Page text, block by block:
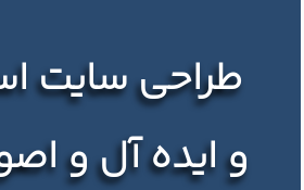
طراحی سایت
و ایده آل و